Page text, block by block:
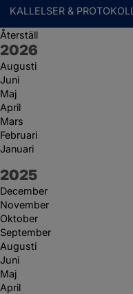
KALLELSER & PROTOKOLL
Återställ
År:
2026
Augusti
Juni
Maj
April
Mars
Februari
Januari
År:
2025
December
November
Oktober
September
Augusti
Juni
Maj
April